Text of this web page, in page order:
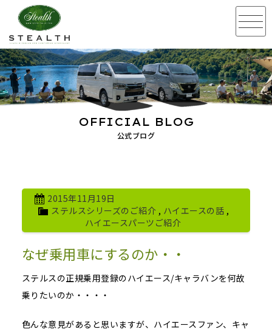
公式ブログ
OFFICIAL BLOG
2015年11月19日
ステルスシリーズのご紹介 , ハイエースの話 ,
ハイエースパーツご紹介
なぜ乗用車にするのか・・
ステルスの正規乗用登録のハイエース/キャラバンを何故
乗りたいのか・・・・
色んな意見があると思いますが、ハイエースファン、キャ